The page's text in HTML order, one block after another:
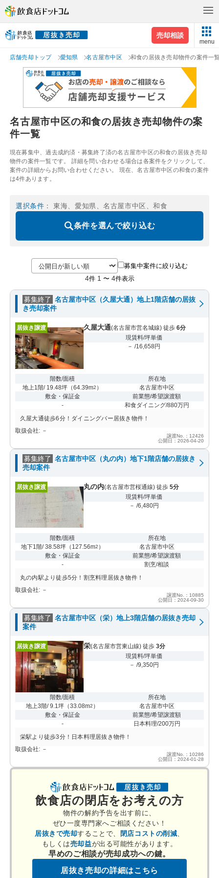
売却相談
menu
店舗売却トップ 愛知県 名古屋市中区 和食の居抜き売却物件の案件一
名古屋市中区の和食の居抜き売却物件の案
件一覧
現在募集中、過去成約済・募集終了済の名古屋市中区の和食の居抜き売却
物件の案件一覧です。 詳細を問い合わせる場合は各案件をクリックして、
案件の詳細からお問い合わせください。 現在、名古屋市中区の和食の案件
は4件あります。
選択条件 ： 東海、愛知県、名古屋市中区、和食
条件を選んで絞り込む
募集中案件に絞り込む
4件 1 〜 4件表示
募集終了 名古屋市中区（久屋大通）地上1階店舗の居抜
き売却案件
居抜き譲渡 久屋大通(名古屋市営名城線) 徒歩 6分
現賃料/坪単価
－ /16,658円
階数/面積
地上1階/ 19.48坪 （64.39m2 ）
所在地
名古屋市中区
敷金・保証金
-
前業態/希望譲渡額
和食ダイニング/880万円
久屋大通徒歩6分！ダイニングバー居抜き物件！
取扱会社: －
譲渡No.：12426
公開日：2026-04-20
募集終了 名古屋市中区（丸の内）地下1階店舗の居抜き
売却案件
居抜き譲渡 丸の内(名古屋市営桜通線) 徒歩 5分
現賃料/坪単価
－ /6,480円
階数/面積
地下1階/ 38.58坪（ 127.56m2 ）
所在地
名古屋市中区
敷金・保証金
-
前業態/希望譲渡額
割烹/相談
丸の内駅より徒歩5分！割烹料理居抜き物件！
取扱会社: －
譲渡No.：10885
公開日：2024-09-30
募集終了 名古屋市中区（栄）地上3階店舗の居抜き売却
案件
居抜き譲渡 栄(名古屋市営東山線) 徒歩 3分
現賃料/坪単価
－ /9,350円
階数/面積
地上3階/ 9.1坪 （33.08m2 ）
所在地
名古屋市中区
敷金・保証金
-
前業態/希望譲渡額
日本料理/200万円
栄駅より徒歩3分！日本料理居抜き物件！
取扱会社: －
譲渡No.：10286
公開日：2024-01-28
飲食店の閉店をお考えの方
物件の解約予告を出す前に、
ぜひ一度専門家へご相談ください！
居抜きで売却することで、 閉店コストの削減
もしくは売却益が出る可能性があります。
早めのご相談が売却成功への鍵。
居抜き売却の詳細はこちら